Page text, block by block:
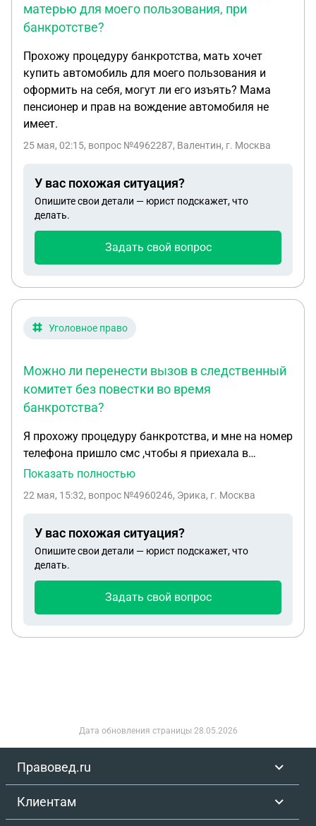
матерью для моего пользования, при
банкротстве?
Прохожу процедуру банкротства, мать хочет
купить автомобиль для моего пользования и
оформить на себя, могут ли его изъять? Мама
пенсионер и прав на вождение автомобиля не
имеет.
25 мая, 02:15, вопрос №4962287, Валентин, г. Москва
У вас похожая ситуация?
Опишите свои детали — юрист подскажет, что
делать.
Задать свой вопрос
Уголовное право
Можно ли перенести вызов в следственный
комитет без повестки во время
банкротства?
Я прохожу процедуру банкротства, и мне на номер
телефона пришло смс ,чтобы я приехала в
следственный комитет, но про этом повестки я не
и мне не отпроситься с работы ,могу ли я
,сказали это в моих интересах!
Показать полностью
22 мая, 15:32, вопрос №4960246, Эрика, г. Москва
У вас похожая ситуация?
Опишите свои детали — юрист подскажет, что
делать.
Задать свой вопрос
Дата обновления страницы 28.05.2026
Правовед.ru
Клиентам